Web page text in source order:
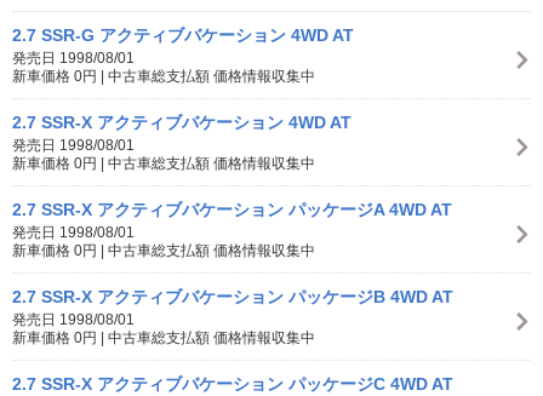
2.7 SSR-G アクティブバケーション 4WD AT
発売日 1998/08/01
新車価格 0円 | 中古車総支払額 価格情報収集中
2.7 SSR-X アクティブバケーション 4WD AT
発売日 1998/08/01
新車価格 0円 | 中古車総支払額 価格情報収集中
2.7 SSR-X アクティブバケーション パッケージA 4WD AT
発売日 1998/08/01
新車価格 0円 | 中古車総支払額 価格情報収集中
2.7 SSR-X アクティブバケーション パッケージB 4WD AT
発売日 1998/08/01
新車価格 0円 | 中古車総支払額 価格情報収集中
2.7 SSR-X アクティブバケーション パッケージC 4WD AT